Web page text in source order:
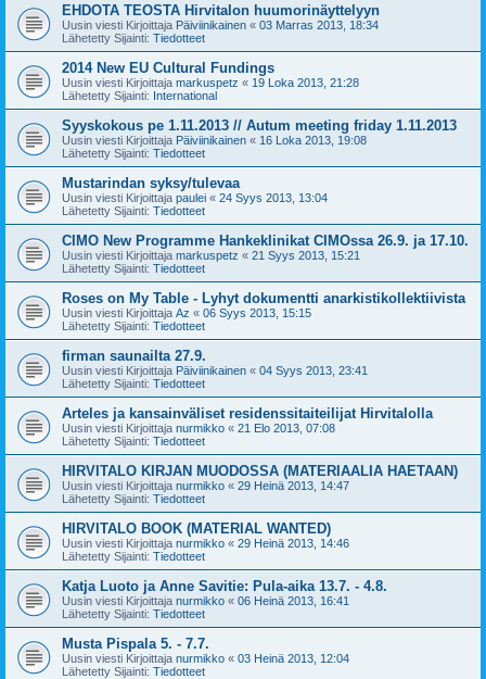
EHDOTA TEOSTA Hirvitalon huumorinäyttelyyn
Uusin viesti Kirjoittaja Päiviinikainen « 03 Marras 2013, 18:34
Lähetetty Sijainti: Tiedotteet
2014 New EU Cultural Fundings
Uusin viesti Kirjoittaja markuspetz « 19 Loka 2013, 21:28
Lähetetty Sijainti: International
Syyskokous pe 1.11.2013 // Autum meeting friday 1.11.2013
Uusin viesti Kirjoittaja Päiviinikainen « 16 Loka 2013, 19:08
Lähetetty Sijainti: Tiedotteet
Mustarindan syksy/tulevaa
Uusin viesti Kirjoittaja paulei « 24 Syys 2013, 13:04
Lähetetty Sijainti: Tiedotteet
CIMO New Programme Hankeklinikat CIMOssa 26.9. ja 17.10.
Uusin viesti Kirjoittaja markuspetz « 21 Syys 2013, 15:21
Lähetetty Sijainti: Tiedotteet
Roses on My Table - Lyhyt dokumentti anarkistikollektiivista
Uusin viesti Kirjoittaja Az « 06 Syys 2013, 15:15
Lähetetty Sijainti: Tiedotteet
firman saunailta 27.9.
Uusin viesti Kirjoittaja Päiviinikainen « 04 Syys 2013, 23:41
Lähetetty Sijainti: Tiedotteet
Arteles ja kansainväliset residenssitaiteilijat Hirvitalolla
Uusin viesti Kirjoittaja nurmikko « 21 Elo 2013, 07:08
Lähetetty Sijainti: Tiedotteet
HIRVITALO KIRJAN MUODOSSA (MATERIAALIA HAETAAN)
Uusin viesti Kirjoittaja nurmikko « 29 Heinä 2013, 14:47
Lähetetty Sijainti: Tiedotteet
HIRVITALO BOOK (MATERIAL WANTED)
Uusin viesti Kirjoittaja nurmikko « 29 Heinä 2013, 14:46
Lähetetty Sijainti: Tiedotteet
Katja Luoto ja Anne Savitie: Pula-aika 13.7. - 4.8.
Uusin viesti Kirjoittaja nurmikko « 06 Heinä 2013, 16:41
Lähetetty Sijainti: Tiedotteet
Musta Pispala 5. - 7.7.
Uusin viesti Kirjoittaja nurmikko « 03 Heinä 2013, 12:04
Lähetetty Sijainti: Tiedotteet